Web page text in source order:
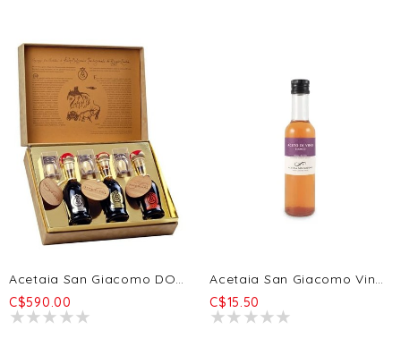
Acetaia San Giacomo DOP Triptych - Oro + Argento + Aragosta 3x100ml
C$590.00
Acetaia San Giacomo Vinaigre De Vin Blanc Bio 250ml
C$15.50